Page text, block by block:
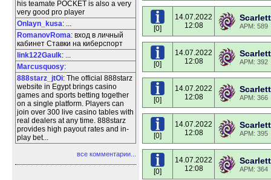
his teamate POCKET is also a very
very good pro player
Onlayn_kusa: ...
RomanovRoma: вход в личный
кабинет Ставки на киберспорт
link122Gaulk: ...
Marcusquosy:
888starz_jtOi: The official 888starz
website in Egypt brings casino
games and sports betting together
on a single platform. Players can
join over 300 live casino tables with
real dealers at any time. 888starz
provides high payout rates and in-
play bet...
все комментарии...
[0]
14.07.2022
12:08
Scarlett
APM: 589
[0]
14.07.2022
12:08
Scarlett
APM: 392
[0]
14.07.2022
12:08
Scarlett
APM: 366
[0]
14.07.2022
12:08
Scarlett
APM: 395
[0]
14.07.2022
12:08
Scarlett
APM: 364